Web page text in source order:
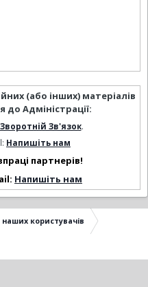
(або інших) матеріалів
до Адміністрації:
Зворотній Зв'язок.
Напишіть нам
партнерів!
Напишіть нам
користувачів